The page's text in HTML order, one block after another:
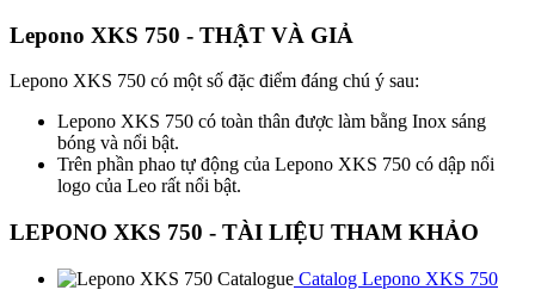
Lepono XKS 750 - THẬT VÀ GIẢ
Lepono XKS 750 có một số đặc điểm đáng chú ý sau:
Lepono XKS 750 có toàn thân được làm bằng Inox sáng
bóng và nổi bật.
Trên phần phao tự động của Lepono XKS 750 có dập nổi
logo của Leo rất nổi bật.
LEPONO XKS 750 - TÀI LIỆU THAM KHẢO
Catalog Lepono XKS 750